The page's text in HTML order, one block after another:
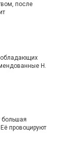
после
обладающих
Н.
большая
провоцируют